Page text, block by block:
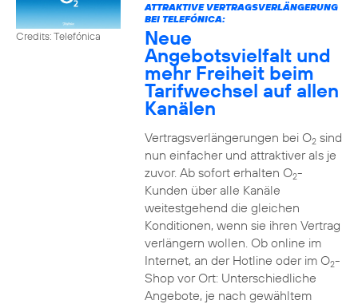
Credits: Telefónica
ATTRAKTIVE VERTRAGSVERLÄNGERUNG
BEI TELEFÓNICA:
Neue
Angebotsvielfalt und
mehr Freiheit beim
Tarifwechsel auf allen
Kanälen
Vertragsverlängerungen bei O2sind
nun einfacher und attraktiver als je
zuvor. Ab sofort erhalten O2-
Kunden über alle Kanäle
weitestgehend die gleichen
Konditionen, wenn sie ihren Vertrag
verlängern wollen. Ob online im
Internet, an der Hotline oder im O2-
Shop vor Ort: Unterschiedliche
Angebote, je nach gewähltem